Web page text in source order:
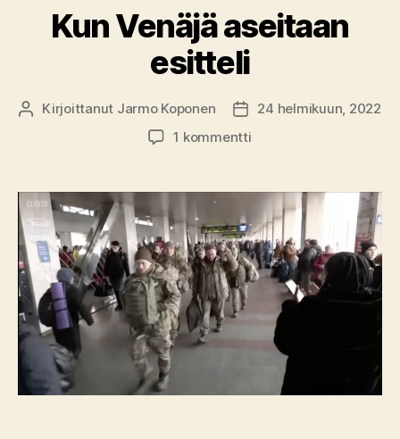
Kun Venäjä aseitaan
esitteli
Kirjoittaja
Kirjoittanut Jarmo Koponen Julkaisupäivämäärä
24 helmikuun, 2022
1 kommenttiartikkeliin
aseitaan
esitteli